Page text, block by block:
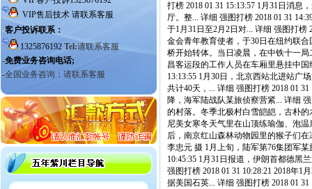
打榜 2018 01 31 15:13:57 1月31日消
厅。整... 详细 强图打榜 2018 01 31
于1月31日至2月2日对... 详细 强图打榜
金会青年教育使者，于30日在纽约联合
桥开始转体。当日凌晨，在中铁十一局
昌客运段的工作人员在车厢里悬挂中
13:13:55 1月30日，北京西站北进站广
共计40天，... 详细 强图打榜 2018 01
降，海军陆战队某旅侦察营紧... 详细
的村落。冬季北极村白雪皑皑，古朴的
尼美女寒冬天气里在山顶练瑜伽、泡温
后，南京红山森林动物园里的猴子们在
李忠元 摄 1月上旬，陆军第76集团军
10:45:35 1月31日报道，伊朗首都德黑
强图打榜 2018 01 31 10:28:21 2018年
据美国石英... 详细 强图打榜 2018 01